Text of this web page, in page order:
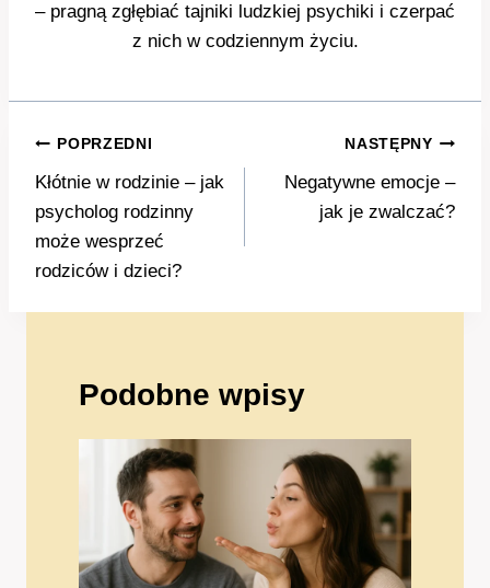
– pragną zgłębiać tajniki ludzkiej psychiki i czerpać
z nich w codziennym życiu.
Nawigacja
wpisu
POPRZEDNI
Kłótnie w rodzinie – jak
psycholog rodzinny
może wesprzeć
rodziców i dzieci?
NASTĘPNY
Negatywne emocje –
jak je zwalczać?
Podobne wpisy